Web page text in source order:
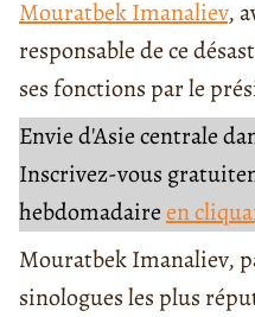
Mouratbek Imanaliev,
responsable de ce
ses fonctions par le
Envie d'Asie centrale
Inscrivez-vous
hebdomadaireen
Mouratbek Imanaliev,
sinologues les plus